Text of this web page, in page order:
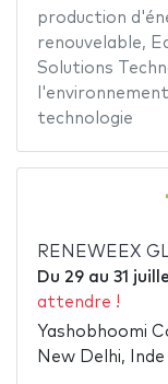
production
renouvelable,
Solutions
l'environnement
technologie
RENEWEEX
Du 29au 31
attendre !
Yashobhoomi
New Delhi, Inde